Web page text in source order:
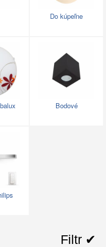
Do kúpeľne
Bodové
Filtr ✔︎